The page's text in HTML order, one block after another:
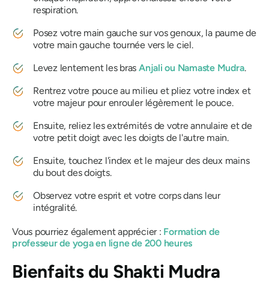
respiration.
Posez votre main gauche sur vos genoux, la paume de
votre main gauche tournée vers le ciel.
Levez lentement les bras Anjali ou Namaste Mudra.
Rentrez votre pouce au milieu et pliez votre index et
votre majeur pour enrouler légèrement le pouce.
Ensuite, reliez les extrémités de votre annulaire et de
votre petit doigt avec les doigts de l'autre main.
Ensuite, touchez l'index et le majeur des deux mains
du bout des doigts.
Observez votre esprit et votre corps dans leur
intégralité.
Vous pourriez également apprécier : Formation de
professeur de yoga en ligne de 200 heures
Bienfaits du Shakti Mudra